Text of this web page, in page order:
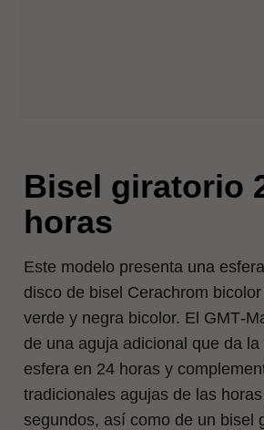
Bisel giratorio
horas
Este modelo presenta una
disco de bisel Cerachrom
verde y negra bicolor. El
de una aguja adicional que da la
esfera en 24 horas y
tradicionales agujas de las
segundos, así como de un bisel